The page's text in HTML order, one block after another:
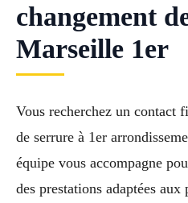
changement
Marseille 1er
Vous recherchez un contact
de serrure à 1er
équipe vous accompagne
des prestations adaptées